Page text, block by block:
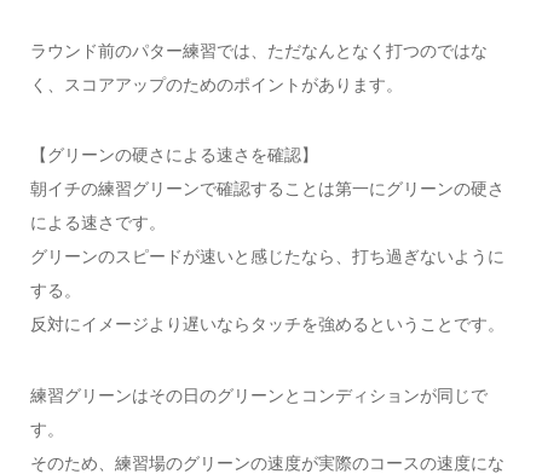
ラウンド前のパター練習では、ただなんとなく打つのではな
く、スコアアップのためのポイントがあります。
【グリーンの硬さによる速さを確認】
朝イチの練習グリーンで確認することは第一にグリーンの硬さ
による速さです。
グリーンのスピードが速いと感じたなら、打ち過ぎないように
する。
反対にイメージより遅いならタッチを強めるということです。
練習グリーンはその日のグリーンとコンディションが同じで
す。
そのため、練習場のグリーンの速度が実際のコースの速度にな